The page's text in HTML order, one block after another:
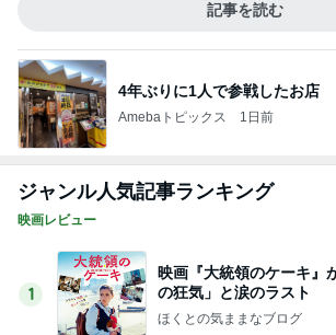
記事を読む
4年ぶりに1人で参戦したお店
Amebaトピックス 1日前
ジャンル人気記事ランキング
映画レビュー
1
映画『大統領のケーキ』
の狂気」と涙のラスト
ほくとの気ままなブログ